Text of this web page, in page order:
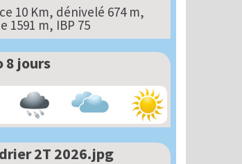
10 Km, dénivelé 674 m,
1591 m, IBP 75
8 jours
2T 2026.jpg